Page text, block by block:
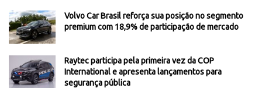
Volvo Car Brasil reforça sua posição no segmento
premium com 18,9% de participação de mercado
Raytec participa pela primeira vez da COP
International e apresenta lançamentos para
segurança pública